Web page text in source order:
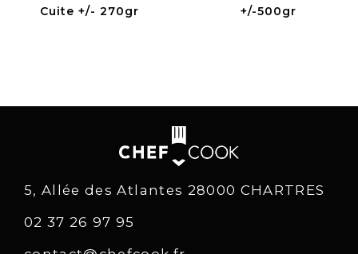
Cuite +/- 270gr
+/-500gr
5, Allée des Atlantes 28000 CHARTRES
02 37 26 97 95